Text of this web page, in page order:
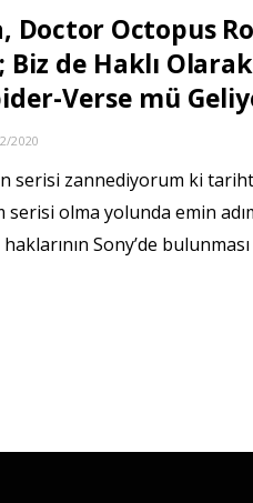
Doctor Octopus
Biz de Haklı Olarak
Verse mü
2020
serisi zannediyorum ki
olma yolunda emin
Sony’de